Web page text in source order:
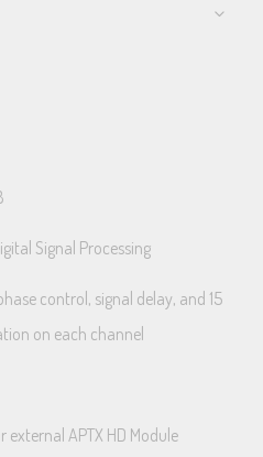
Signal Processing
control, signal delay, and 15
on each channel
APTX HD Module